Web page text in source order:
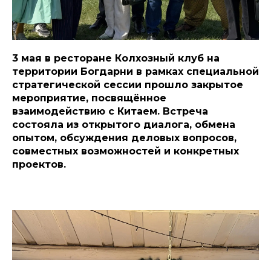
3 мая в ресторане Колхозный клуб на
территории Богдарни в рамках специальной
стратегической сессии прошло закрытое
мероприятие, посвящённое
взаимодействию с Китаем. Встреча
состояла из открытого диалога, обмена
опытом, обсуждения деловых вопросов,
совместных возможностей и конкретных
проектов.